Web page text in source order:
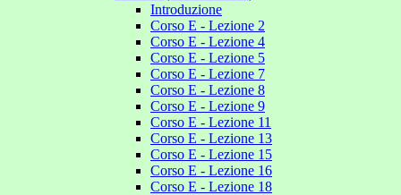
Introduzione
Corso E - Lezione 2
Corso E - Lezione 4
Corso E - Lezione 5
Corso E - Lezione 7
Corso E - Lezione 8
Corso E - Lezione 9
Corso E - Lezione 11
Corso E - Lezione 13
Corso E - Lezione 15
Corso E - Lezione 16
Corso E - Lezione 18